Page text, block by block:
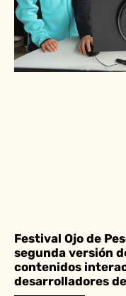
Festival Ojo de
segunda versión
contenidos
desarrolladores